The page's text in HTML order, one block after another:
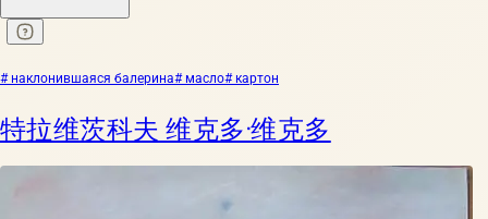
# наклонившаяся балерина# масло# картон
特拉维茨科夫 维克多·维克多